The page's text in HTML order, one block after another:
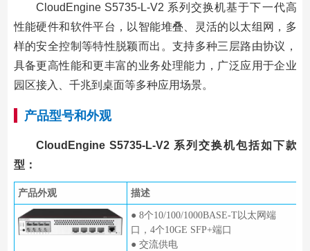
CloudEngine S5735-L-V2 系列交换机基于下一代高
性能硬件和软件平台，以智能堆叠、灵活的以太组网，多
样的安全控制等特性脱颖而出。支持多种三层路由协议，
具备更高性能和更丰富的业务处理能力，广泛应用于企业
园区接入、千兆到桌面等多种应用场景。
产品型号和外观
CloudEngine S5735-L-V2 系列交换机包括如下款
型：
产品外观 描述
● 8个10/100/1000BASE-T以太网端
口，4个10GE SFP+端口
● 交流供电